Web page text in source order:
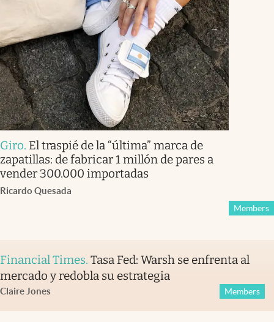
Giro. El traspié de la “última” marca de
zapatillas: de fabricar 1 millón de pares a
vender 300.000 importadas
Ricardo Quesada
Members
Financial Times. Tasa Fed: Warsh se enfrenta al
mercado y redobla su estrategia
Claire Jones Members